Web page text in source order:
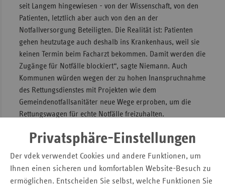
Privatsphäre-Einstellungen
Der vdek verwendet Cookies und andere Funktionen, um
Ihnen einen sicheren und komfortablen Website-Besuch zu
ermöglichen. Entscheiden Sie selbst, welche Funktionen Sie
seit Langem hingewiesen - von der Wissenschaft, von den
Patienten, letztlich aber auch von den an der
Notfallversorgung Beteiligten. Die Realität ist: Patienten
gehen heutzutage auch deshalb ins Krankenhaus, weil sie
keinen Termin beim Facharzt bekommen. Damit werden die
Zugänge für Notfälle blockiert“, sagte Niemann. Auch
Kommunen würden wegen der zu hohen Inanspruchnahme
des Rettungsdienstes mit Projekten wie dem
Gemeindenotfallsanitäter neue Wege erproben, um die
Rettungswagen für echte Notfälle freizuhalten.
Die Kritik an der Reform sei deshalb inhaltlich völlig
unverständlich. „Bei jeder gesundheitspolitischen
Diskussion wird das hohe Lied der sektorenübergreifenden
Versorgung gesungen. Wenn dann aber konkrete
Vorschläge gemacht werden, die Sektorengrenzen zu